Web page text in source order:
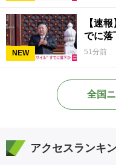
NEW
【速
でに落
51分前
全国
アクセスランキ